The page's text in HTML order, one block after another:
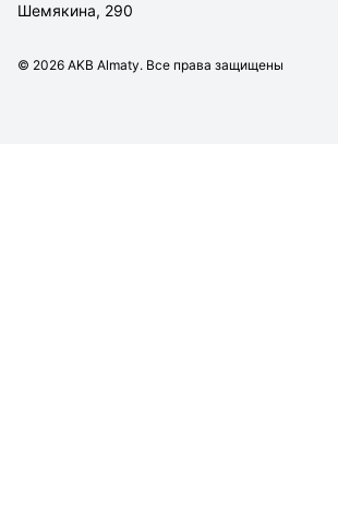
Шемякина, 290
© 2026 AKB Almaty. Все права защищены